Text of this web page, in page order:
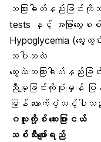
သကြားဓါတ်နည်းခြင်
tests နှင့် အခြားသွေး
Hypoglycemia (သွေးတွ
သပါသလဲ
သွေးထဲသကြားဓါတ်နည်
ညီမျှခြင်းကိုပုံမှန် ပ
မြန် ထောက်ပံ့သင့်ပါသ
ဂလူးကို့စ် ဆေးပြားငယ်
သစ်သီးဖျော်ရည်